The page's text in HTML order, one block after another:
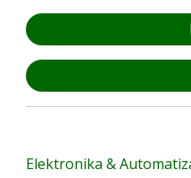
laikmačiu
(30/60
min)
–
kaitrinėms
Elektronika &